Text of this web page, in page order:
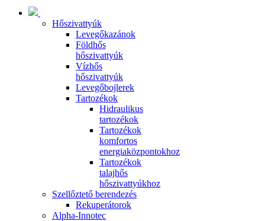
Hőszivattyúk
Levegőkazánok
Földhős
hőszivattyúk
Vízhős
hőszivattyúk
Levegőbojlerek
Tartozékok
Hidraulikus
tartozékok
Tartozékok
komfortos
energiaközpontokhoz
Tartozékok
talajhős
hőszivattyúkhoz
Szellőztető berendezés
Rekuperátorok
Alpha-Innotec